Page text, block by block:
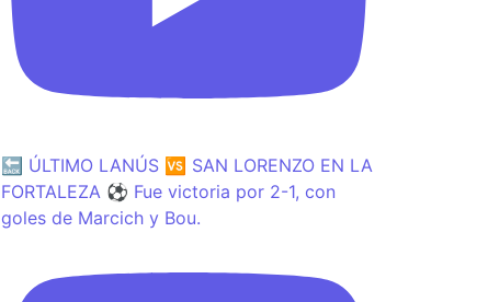
🔙 ÚLTIMO LANÚS 🆚 SAN LORENZO EN LA
FORTALEZA ⚽️ Fue victoria por 2-1, con
goles de Marcich y Bou.